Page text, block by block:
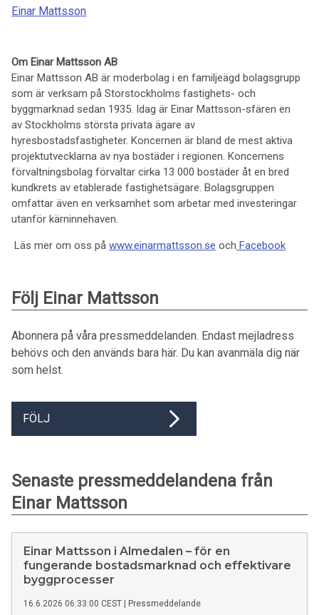
Einar Mattsson
Om Einar Mattsson AB
Einar Mattsson AB är moderbolag i en familjeägd bolagsgrupp
som är verksam på Storstockholms fastighets- och
byggmarknad sedan 1935. Idag är Einar Mattsson-sfären en
av Stockholms största privata ägare av
hyresbostadsfastigheter. Koncernen är bland de mest aktiva
projektutvecklarna av nya bostäder i regionen. Koncernens
förvaltningsbolag förvaltar cirka 13 000 bostäder åt en bred
kundkrets av etablerade fastighetsägare. Bolagsgruppen
omfattar även en verksamhet som arbetar med investeringar
utanför kärninnehaven.
Läs mer om oss på www.einarmattsson.se och Facebook
Följ Einar Mattsson
Abonnera på våra pressmeddelanden. Endast mejladress
behövs och den används bara här. Du kan avanmäla dig när
som helst.
FÖLJ
Senaste pressmeddelandena från
Einar Mattsson
Einar Mattsson i Almedalen – för en
fungerande bostadsmarknad och effektivare
byggprocesser
16.6.2026 06:33:00 CEST Pressmeddelande